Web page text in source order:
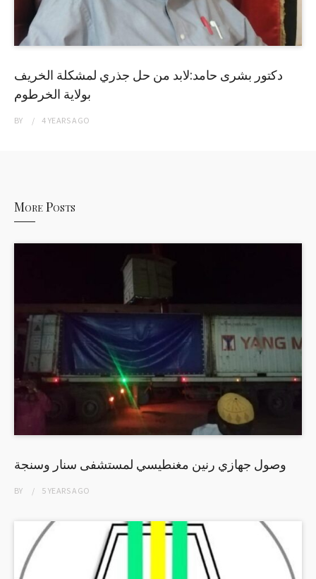
دكتور بشرى حامد:لابد من حل جذري لمشكلة الخريف
بولاية الخرطوم
BY 4 YEARSAGO
More Posts
وصول جهازي رنين مغنطيسي لمستشفى سنار وسنجة
BY 5 YEARSAGO